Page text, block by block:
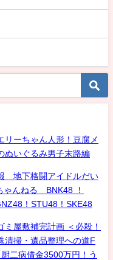
ーちゃん人形！豆腐メ
ぬいぐるみ男子末路編
地下格闘アイドルだい
んねる BNK48 ！
！STU48！SKE48
屋敷補完計画 ＜必殺！
清掃・遺品整理への道F
二病借金3500万円！う